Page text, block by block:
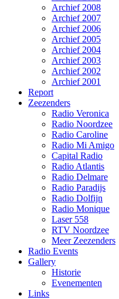
Archief 2008
Archief 2007
Archief 2006
Archief 2005
Archief 2004
Archief 2003
Archief 2002
Archief 2001
Report
Zeezenders
Radio Veronica
Radio Noordzee
Radio Caroline
Radio Mi Amigo
Capital Radio
Radio Atlantis
Radio Delmare
Radio Paradijs
Radio Dolfijn
Radio Monique
Laser 558
RTV Noordzee
Meer Zeezenders
Radio Events
Gallery
Historie
Evenementen
Links